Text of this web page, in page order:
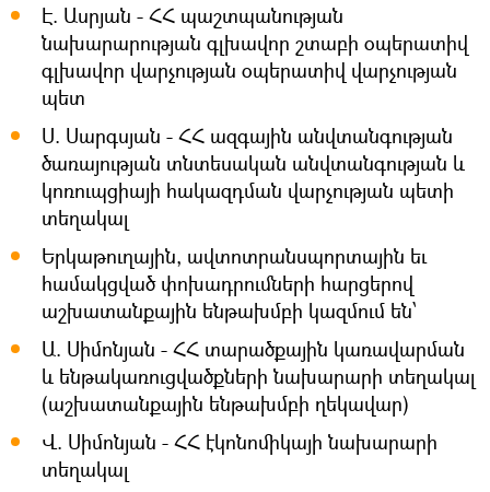
Է. Ասրյան - ՀՀ պաշտպանության
նախարարության գլխավոր շտաբի օպերատիվ
գլխավոր վարչության օպերատիվ վարչության
պետ
Ս. Սարգսյան - ՀՀ ազգային անվտանգության
ծառայության տնտեսական անվտանգության և
կոռուպցիայի հակազդման վարչության պետի
տեղակալ
Երկաթուղային, ավտոտրանսպորտային եւ
համակցված փոխադրումների հարցերով
աշխատանքային ենթախմբի կազմում են՝
Ա. Սիմոնյան - ՀՀ տարածքային կառավարման
և ենթակառուցվածքների նախարարի տեղակալ
(աշխատանքային ենթախմբի ղեկավար)
Վ. Սիմոնյան - ՀՀ էկոնոմիկայի նախարարի
տեղակալ